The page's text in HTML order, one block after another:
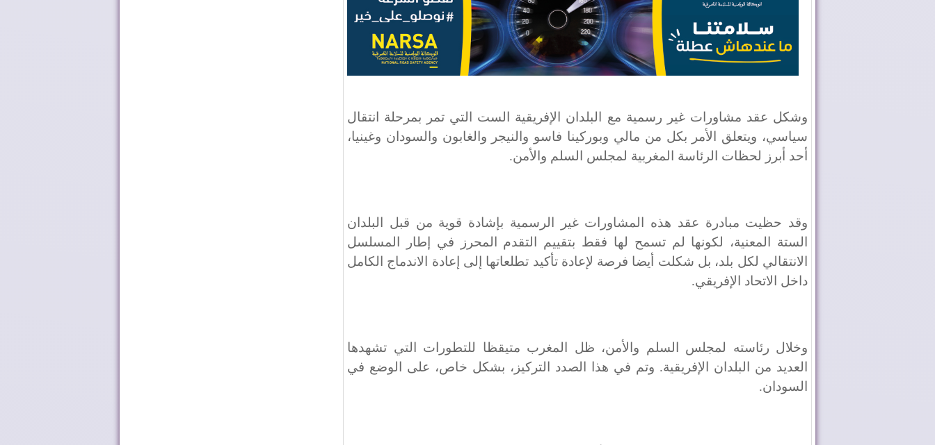
وشكل عقد مشاورات غير رسمية مع البلدان الإفريقية الست التي تمر بمرحلة انتقال
سياسي، ويتعلق الأمر بكل من مالي وبوركينا فاسو والنيجر والغابون والسودان وغينيا،
أحد أبرز لحظات الرئاسة المغربية لمجلس السلم والأمن.
وقد حظيت مبادرة عقد هذه المشاورات غير الرسمية بإشادة قوية من قبل البلدان
الستة المعنية، لكونها لم تسمح لها فقط بتقييم التقدم المحرز في إطار المسلسل
الانتقالي لكل بلد، بل شكلت أيضا فرصة لإعادة تأكيد تطلعاتها إلى إعادة الاندماج الكامل
داخل الاتحاد الإفريقي.
وخلال رئاسته لمجلس السلم والأمن، ظل المغرب متيقظا للتطورات التي تشهدها
العديد من البلدان الإفريقية. وتم في هذا الصدد التركيز، بشكل خاص، على الوضع في
السودان.